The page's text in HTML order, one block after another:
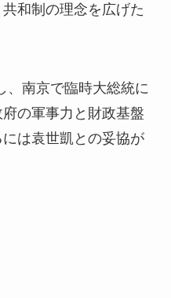
和制の理念を広げた
、南京で臨時大総統に
の軍事力と財政基盤
は袁世凱との妥協が